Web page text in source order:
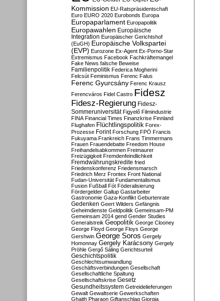
Kommission EU-Ratspräsidentschaft
Euro EURO 2020 Eurobonds Europa
Europaparlament Europapolitik
Europawahlen Europäische
Integration Europäischer Gerichtshof
(EuGH) Europäische Volkspartei
(EVP) Eurozone Ex-Agent Ex-Porno-Star
Extremismus Facebook Fachkräftemangel
Fake News falsche Beweise
Familienpolitik Federica Mogherini
Felcsút Feminismus Ferenc Falus
Ferenc Gyurcsány Ferenc Krausz
Ferencváros Fidel Castro Fidesz
Fidesz-Regierung Fidesz-
Sommeruniversität Figyelő Filmindustrie
FINA Financial Times Finanzkrise Finnland
Flughafen Flüchtlingspolitik Forex-
Prozesse Forint Forschung FPÖ Francis
Fukuyama Frankreich Frans Timmermans
Frauen Frauendebatte Freedom House
Freihandelsabkommen Freimaurer
Freizügigkeit Fremdenfeindlichkeit
Fremdwährungskredite fried
Friedenskonferenz Friedensmarsch
Friedrich Merz Frontex Front National
Fudan-Universität Fundamentalismus
Fusion Fußball Fót Föderalisierung
Fördergelder Gallup Gastarbeiter
Gastronomie Gaza-Konflikt Geburtenrate
Gedenken Geert Wilders Gefängnis
Geheimdienste Geldpolitik Gemeinsam-PM
Gemeinsam 2014 gend Gender Studies
Generalstreik Geopolitik George Clooney
George Floyd George Floys George
Gershwin George Soros Gergely
Homonnay Gergely Karácsony Gergely
Pröhle Gergő Sáling Gerichtsurteil
Geschichtspolitik
Geschlechtsumwandlung
Geschäftsverbindungen Gesellschaft
Gesellschaftliche Spaltung
Gesellschaftskrise Gesetz
Gesundheitssystem Getreidelieferungen
Gewalt Gewaltserie Gewerkschaften
Ghaith Pharaon Giftanschlag Giorgia